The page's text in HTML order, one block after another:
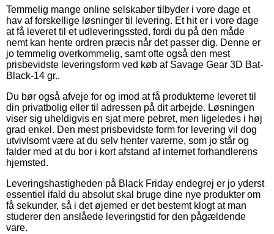
Temmelig mange online selskaber tilbyder i vore dage et
hav af forskellige løsninger til levering. Et hit er i vore dage
at få leveret til et udleveringssted, fordi du på den måde
nemt kan hente ordren præcis når det passer dig. Denne er
jo temmelig overkommelig, samt ofte også den mest
prisbevidste leveringsform ved køb af Savage Gear 3D Bat-
Black-14 gr..
Du bør også afveje for og imod at få produkterne leveret til
din privatbolig eller til adressen på dit arbejde. Løsningen
viser sig uheldigvis en sjat mere pebret, men ligeledes i høj
grad enkel. Den mest prisbevidste form for levering vil dog
utvivlsomt være at du selv henter varerne, som jo står og
falder med at du bor i kort afstand af internet forhandlerens
hjemsted.
Leveringshastigheden på Black Friday endegrej er jo yderst
essentiel ifald du absolut skal bruge dine nye produkter om
få sekunder, så i det øjemed er det bestemt klogt at man
studerer den anslåede leveringstid for den pågældende
vare.